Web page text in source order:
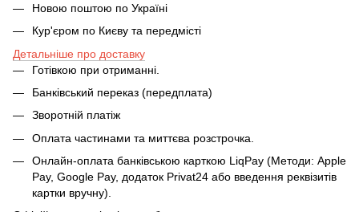
Новою поштою по Україні
Кур'єром по Києву та передмісті
Детальніше про доставку
Готівкою при отриманні.
Банківський переказ (передплата)
Зворотній платіж
Оплата частинами та миттєва розстрочка.
Онлайн-оплата банківською карткою LiqPay (Методи: Apple
Pay, Google Pay, додаток Privat24 або введення реквізитів
картки вручну).